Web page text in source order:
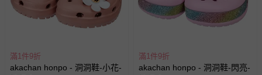
滿1件9折
akachan honpo - 洞洞鞋-小花-
滿1件9折
akachan honpo - 洞洞鞋-閃亮-